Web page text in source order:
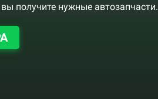
получите нужные автозапчасти.